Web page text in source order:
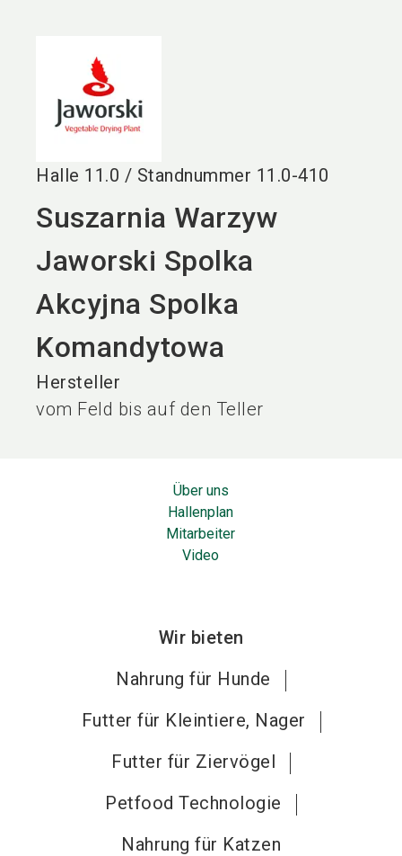
Halle 11.0 / Standnummer 11.0-410
Suszarnia Warzyw
Jaworski Spolka
Akcyjna Spolka
Komandytowa
Hersteller
vom Feld bis auf den Teller
Über uns
Hallenplan
Mitarbeiter
Video
Wir bieten
Nahrung für Hunde
Futter für Kleintiere, Nager
Futter für Ziervögel
Petfood Technologie
Nahrung für Katzen